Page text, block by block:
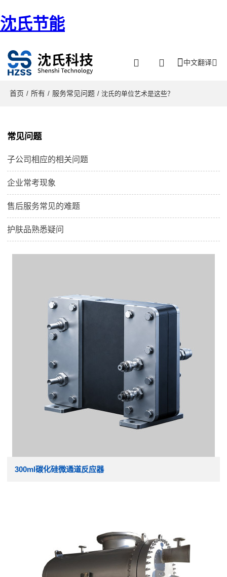
沈氏节能
中文翻译
首页 / 所有 / 服务常见问题 / 沈氏的单位艺术是这些？
常见问题
子公司相应的相关问题
企业常考现象
售后服务常见的难题
护肤品熟悉疑问
300ml碳化硅微通道反应器